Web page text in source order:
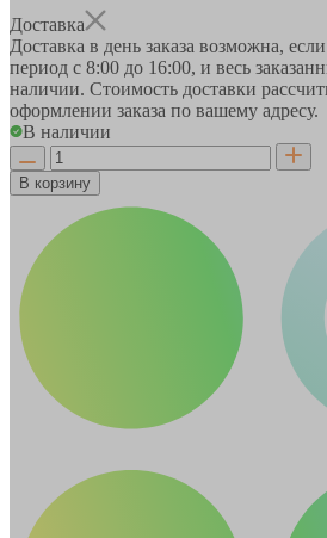
Доставка
Доставка в день заказа возможна,
период с 8:00 до 16:00, и весь
наличии. Стоимость доставки
оформлении заказа по вашему адресу.
В наличии
В корзину